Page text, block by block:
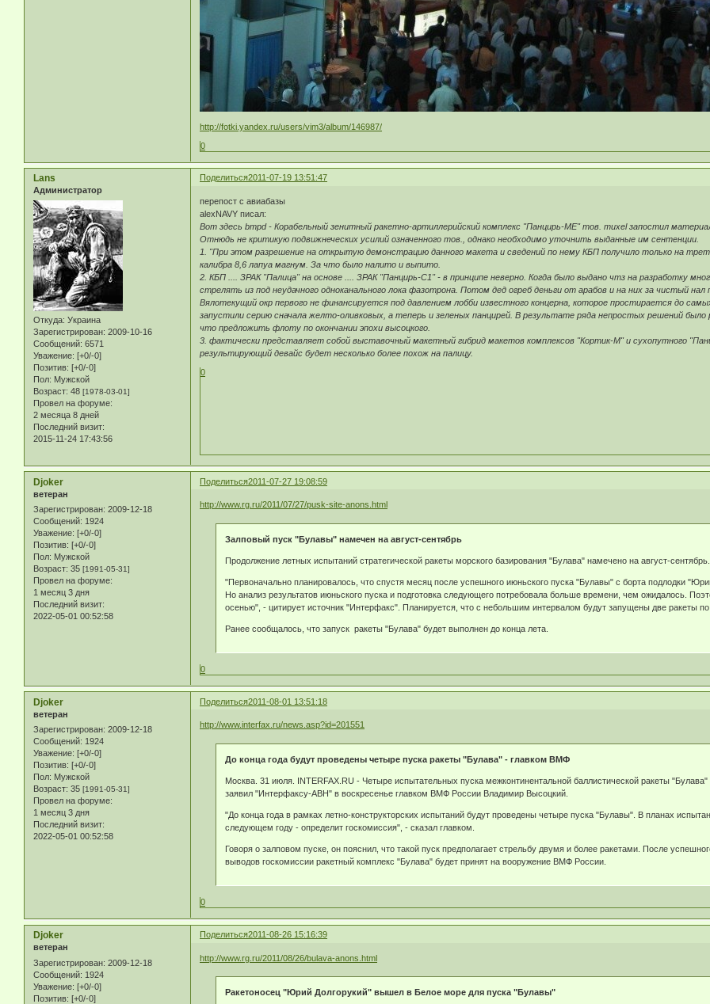
http://fotki.yandex.ru/users/vim3/album/146987/
0
Поделиться2011-07-19 13:51:47
Lans
Администратор
Откуда: Украина
Зарегистрирован: 2009-10-16
Сообщений: 6571
Уважение: [+0/-0]
Позитив: [+0/-0]
Пол: Мужской
Возраст: 48 [1978-03-01]
Провел на форуме:
2 месяца 8 дней
Последний визит:
2015-11-24 17:43:56
перепост с авиабазы
alexNAVY писал:
Вот здесь bmpd - Корабельный зенитный ракетно-артиллерийский комплекс "Панцирь-МЕ" тов. muxel запостил
Отнюдь не критикую подвижнеческих усилий означенного тов., однако необходимо уточнить выданные им сентенции.
1. "При этом разрешение на открытую демонстрацию данного макета и сведений по нему КБП получило только на
калибра 8,6 лапуа магнум. За что было налито и выпито.
2. КБП .... ЗРАК "Палица" на основе .... ЗРАК "Панцирь-С1" - в принципе неверно. Когда было выдано чтз на разработку
стрелять из под неудачного одноканального лока фазотрона. Потом дед огреб деньги от арабов и на них за чистый
Вялотекущий окр первого не финансируется под давлением лобби известного концерна, которое простирается до
запустили серию сначала желто-оливковых, а теперь и зеленых панцирей. В результате ряда непростых решений
что предложить флоту по окончании эпохи высоцкого.
3. фактически представляет собой выставочный макетный гибрид макетов комплексов "Кортик-М" и сухопутного
результирующий девайс будет несколько более похож на палицу.
0
Поделиться2011-07-27 19:08:59
Djoker
ветеран
Зарегистрирован: 2009-12-18
Сообщений: 1924
Уважение: [+0/-0]
Позитив: [+0/-0]
Пол: Мужской
Возраст: 35 [1991-05-31]
Провел на форуме:
1 месяц 3 дня
Последний визит:
2022-05-01 00:52:58
http://www.rg.ru/2011/07/27/pusk-site-anons.html
Залповый пуск "Булавы" намечен на август-сентябрь
Продолжение летных испытаний стратегической ракеты морского базирования "Булава" намечено на август-
"Первоначально планировалось, что спустя месяц после успешного июньского пуска "Булавы" с борта подлодки
Но анализ результатов июньского пуска и подготовка следующего потребовала больше времени, чем ожидалось.
осенью", - цитирует источник "Интерфакс". Планируется, что с небольшим интервалом будут запущены две ракеты
Ранее сообщалось, что запуск ракеты "Булава" будет выполнен до конца лета.
0
Поделиться2011-08-01 13:51:18
Djoker
ветеран
Зарегистрирован: 2009-12-18
Сообщений: 1924
Уважение: [+0/-0]
Позитив: [+0/-0]
Пол: Мужской
Возраст: 35 [1991-05-31]
Провел на форуме:
1 месяц 3 дня
Последний визит:
2022-05-01 00:52:58
http://www.interfax.ru/news.asp?id=201551
До конца года будут проведены четыре пуска ракеты "Булава" - главком ВМФ
Москва. 31 июля. INTERFAX.RU - Четыре испытательных пуска межконтинентальной баллистической ракеты
заявил "Интерфаксу-АВН" в воскресенье главком ВМФ России Владимир Высоцкий.
"До конца года в рамках летно-конструкторских испытаний будут проведены четыре пуска "Булавы". В планах
следующем году - определит госкомиссия", - сказал главком.
Говоря о залповом пуске, он пояснил, что такой пуск предполагает стрельбу двумя и более ракетами. После
выводов госкомиссии ракетный комплекс "Булава" будет принят на вооружение ВМФ России.
0
Поделиться2011-08-26 15:16:39
Djoker
ветеран
Зарегистрирован: 2009-12-18
Сообщений: 1924
Уважение: [+0/-0]
Позитив: [+0/-0]
http://www.rg.ru/2011/08/26/bulava-anons.html
Ракетоносец "Юрий Долгорукий" вышел в Белое море для пуска "Булавы"